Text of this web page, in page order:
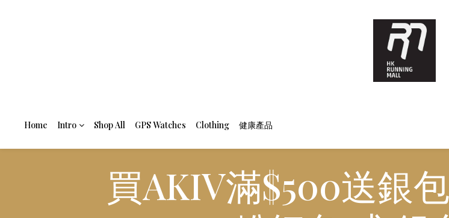
Home Intro Shop All GPS Watches Clothing 健康產品
買AKIV滿$500送銀